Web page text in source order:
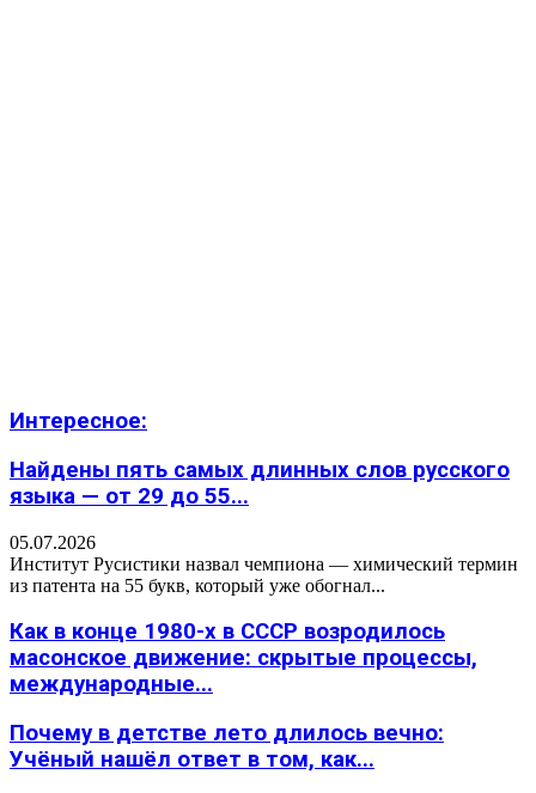
Интересное:
Найдены пять самых длинных слов русского
языка — от 29 до 55...
05.07.2026
Институт Русистики назвал чемпиона — химический термин
из патента на 55 букв, который уже обогнал...
Как в конце 1980-х в СССР возродилось
масонское движение: скрытые процессы,
международные...
Почему в детстве лето длилось вечно:
Учёный нашёл ответ в том, как...